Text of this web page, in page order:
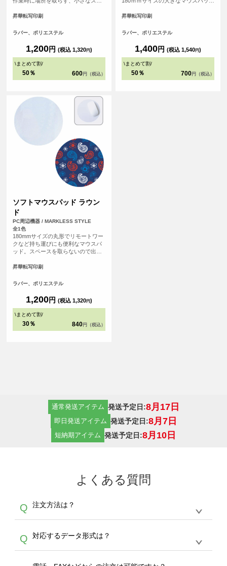
パッドです。
昇華転写印刷
ラバー、ポリエステル
1,200円 (税込 1,320円)
\まとめて割/
50％ 600 円（税込）
パソコンにもゆったり使えるサイズ
ることができます。
昇華転写印刷
ラバー、ポリエステル
1,400円 (税込 1,540円)
\まとめて割/
50％ 700 円（税込）
ソフトマウスパッド ラウン
ド
PC周辺機器 / MARKLESS STYLE
全1色
180mmサイズの丸形でリモートワー
クなど持ち運びにも便利なマウスパ
ッド。スペースを取らないので出先
す。
昇華転写印刷
ラバー、ポリエステル
1,200円 (税込 1,320円)
\まとめて割/
30％ 840 円（税込）
通常発送アイテム 発送予定日:8月17日
即日発送アイテム 発送予定日:8月7日
短納期アイテム 発送予定日:8月10日
よくある質問
Q 注文方法は？
A
生産にて承っております。デザインツールから
デザインの作成から決済まで完了できます。
30枚以上やシルク印刷など、大口注文の場合
Q 対応するデータ形式は？